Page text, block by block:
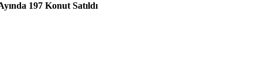
197 Konut Satıldı